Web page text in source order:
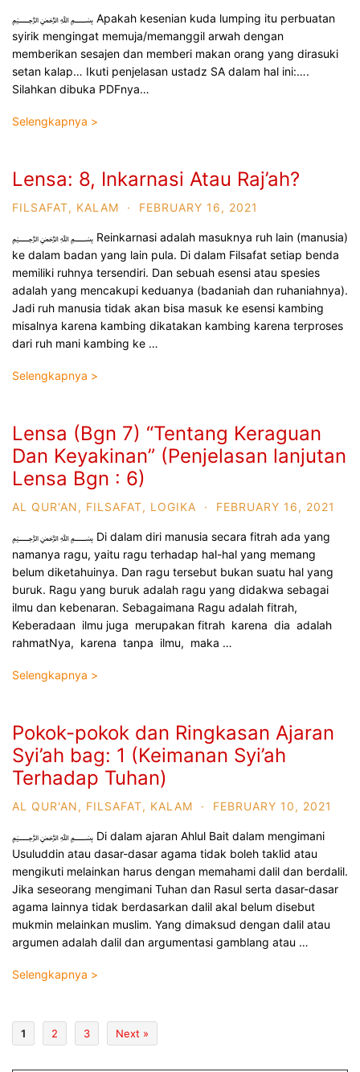
﷽ Apakah kesenian kuda lumping itu perbuatan
syirik mengingat memuja/memanggil arwah dengan
memberikan sesajen dan memberi makan orang yang dirasuki
setan kalap… Ikuti penjelasan ustadz SA dalam hal ini:….
Silahkan dibuka PDFnya…
Selengkapnya >
Lensa: 8, Inkarnasi Atau Raj’ah?
FILSAFAT, KALAM · FEBRUARY 16, 2021
﷽ Reinkarnasi adalah masuknya ruh lain (manusia)
ke dalam badan yang lain pula. Di dalam Filsafat setiap benda
memiliki ruhnya tersendiri. Dan sebuah esensi atau spesies
adalah yang mencakupi keduanya (badaniah dan ruhaniahnya).
Jadi ruh manusia tidak akan bisa masuk ke esensi kambing
misalnya karena kambing dikatakan kambing karena terproses
dari ruh mani kambing ke …
Selengkapnya >
Lensa (Bgn 7) “Tentang Keraguan
Dan Keyakinan” (Penjelasan lanjutan
Lensa Bgn : 6)
AL QUR'AN, FILSAFAT, LOGIKA · FEBRUARY 16, 2021
﷽ Di dalam diri manusia secara fitrah ada yang
namanya ragu, yaitu ragu terhadap hal-hal yang memang
belum diketahuinya. Dan ragu tersebut bukan suatu hal yang
buruk. Ragu yang buruk adalah ragu yang didakwa sebagai
ilmu dan kebenaran. Sebagaimana Ragu adalah fitrah,
Keberadaan ilmu juga merupakan fitrah karena dia adalah
rahmatNya, karena tanpa ilmu, maka …
Selengkapnya >
Pokok-pokok dan Ringkasan Ajaran
Syi’ah bag: 1 (Keimanan Syi’ah
Terhadap Tuhan)
AL QUR'AN, FILSAFAT, KALAM · FEBRUARY 10, 2021
﷽ Di dalam ajaran Ahlul Bait dalam mengimani
Usuluddin atau dasar-dasar agama tidak boleh taklid atau
mengikuti melainkan harus dengan memahami dalil dan berdalil.
Jika seseorang mengimani Tuhan dan Rasul serta dasar-dasar
agama lainnya tidak berdasarkan dalil akal belum disebut
mukmin melainkan muslim. Yang dimaksud dengan dalil atau
argumen adalah dalil dan argumentasi gamblang atau …
Selengkapnya >
1 2 3 Next »